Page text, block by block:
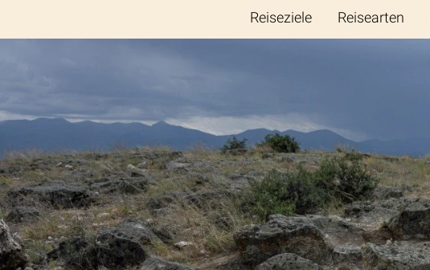
Reiseziele Reisearten